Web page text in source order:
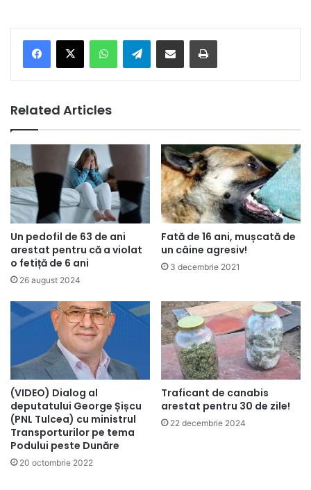
Telegram
Related Articles
Un pedofil de 63 de ani
arestat pentru că a violat
o fetiță de 6 ani
26 august 2024
Fată de 16 ani, mușcată de
un câine agresiv!
3 decembrie 2021
(VIDEO) Dialog al
deputatului George Șișcu
(PNL Tulcea) cu ministrul
Transporturilor pe tema
Podului peste Dunăre
20 octombrie 2022
Traficant de canabis
arestat pentru 30 de zile!
22 decembrie 2024